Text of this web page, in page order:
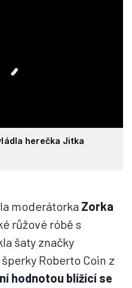
herečka Jitka
moderátorka Zorka
růžové róbě s
šaty značky
Roberto Coin z
hodnotou blížící se